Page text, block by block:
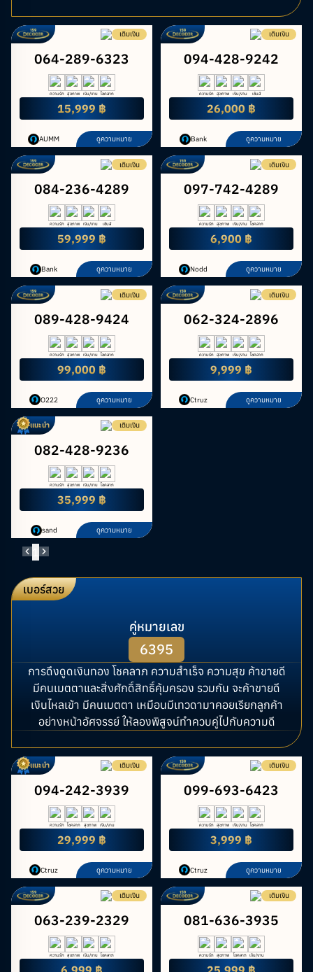
เติมเงิน
064-289-6323
ความรัก สุขภาพ เงิน/งาน โชคลาภ
15,999 ฿
AUMM ดูความหมาย
เติมเงิน
094-428-9242
ความรัก สุขภาพ เงิน/งาน เซ้นส์
26,000 ฿
Bank ดูความหมาย
เติมเงิน
084-236-4289
ความรัก สุขภาพ เงิน/งาน เซ้นส์
59,999 ฿
Bank ดูความหมาย
เติมเงิน
097-742-4289
ความรัก สุขภาพ เงิน/งาน โชคลาภ
6,900 ฿
Nodd ดูความหมาย
เติมเงิน
089-428-9424
ความรัก สุขภาพ เงิน/งาน โชคลาภ
99,000 ฿
O222 ดูความหมาย
เติมเงิน
062-324-2896
ความรัก สุขภาพ เงิน/งาน โชคลาภ
9,999 ฿
Ctruz ดูความหมาย
แนะนำ เติมเงิน
082-428-9236
ความรัก สุขภาพ เงิน/งาน โชคลาภ
35,999 ฿
sand ดูความหมาย
เบอร์สวย
คู่หมายเลข
6395
การดึงดูดเงินทอง โชคลาภ ความสำเร็จ ความสุข ค้าขายดี
มีคนเมตตาและสิ่งศักดิ์สิทธิ์คุ้มครอง รวมกัน จะค้าขายดี
เงินไหลเข้า มีคนเมตตา เหมือนมีเทวดามาคอยเรียกลูกค้า
อย่างหน้าอัศจรรย์ ให้ลองพิสูจน์ทำควบคู่ไปกับความดี
แนะนำ เติมเงิน
094-242-3939
ความรัก โชคลาภ สุขภาพ เงิน/งาน
29,999 ฿
Ctruz ดูความหมาย
เติมเงิน
099-693-6423
ความรัก สุขภาพ เงิน/งาน โชคลาภ
3,999 ฿
Ctruz ดูความหมาย
เติมเงิน
063-239-2329
ความรัก สุขภาพ เงิน/งาน โชคลาภ
เติมเงิน
081-636-3935
ความรัก สุขภาพ โชคลาภ เงิน/งาน